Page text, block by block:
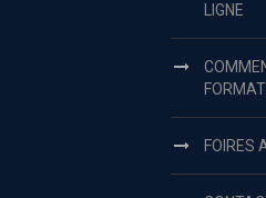
LIGNE
FOIRES